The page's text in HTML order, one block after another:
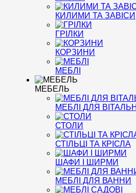
КИЛИМИ ТА ЗАВІСИ
ГРІЛКИ
КОРЗИНИ
МЕБЛІ
МЕБЕЛЬ
МЕБЛІ ДЛЯ ВІТАЛЬНІ
СТОЛИ
СТІЛЬЦІ ТА КРІСЛА
ШАФИ І ШИРМИ
МЕБЛІ ДЛЯ ВАННИ